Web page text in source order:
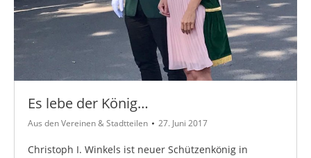
Es lebe der König…
Aus den Vereinen & Stadtteilen 27. Juni 2017
Christoph I. Winkels ist neuer Schützenkönig in